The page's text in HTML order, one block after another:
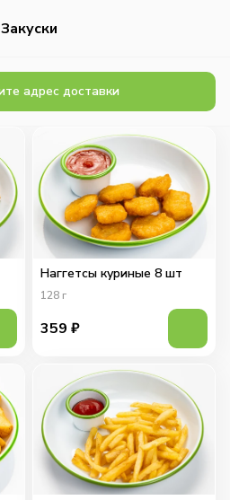
Закуски
адрес доставки
Наггетсы куриные 8 шт
128 г
359 ₽